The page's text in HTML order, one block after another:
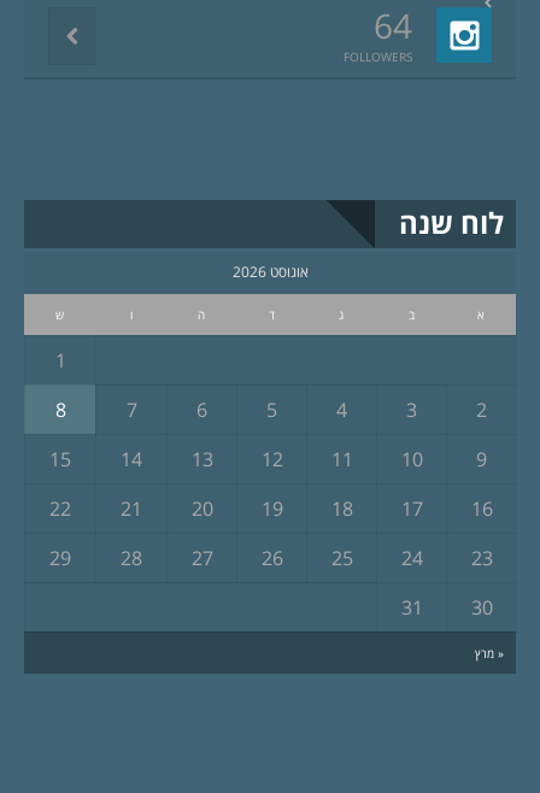
64
FOLLOWERS
לוח שנה
אוגוסט 2026
א ב ג ד ה ו ש
« מרץ
1
2
3
4
5
6
7
8
9
10
11
12
13
14
15
16
17
18
19
20
21
22
23
24
25
26
27
28
29
30
31